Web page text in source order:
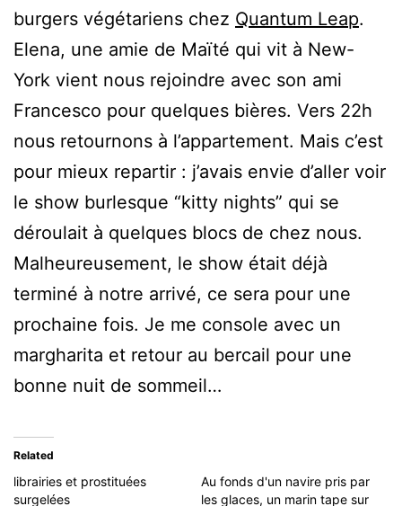
burgers végétariens chez Quantum Leap.
Elena, une amie de Maïté qui vit à New-
York vient nous rejoindre avec son ami
Francesco pour quelques bières. Vers 22h
nous retournons à l’appartement. Mais c’est
pour mieux repartir : j’avais envie d’aller voir
le show burlesque “kitty nights” qui se
déroulait à quelques blocs de chez nous.
Malheureusement, le show était déjà
terminé à notre arrivé, ce sera pour une
prochaine fois. Je me console avec un
margharita et retour au bercail pour une
bonne nuit de sommeil…
Related
librairies et prostituées
surgelées
Au fonds d'un navire pris par
les glaces, un marin tape sur